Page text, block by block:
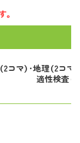
コマ）・地理（2コマ
適性検査（5